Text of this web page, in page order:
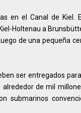
en el Canal de Kiel.
Holtenau a
de una pequeña
ser entregados
de mil
submarinos